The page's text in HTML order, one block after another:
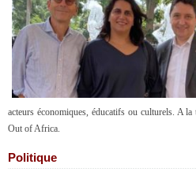
acteurs économiques, éducatifs ou culturels. A
Out of Africa.
Politique